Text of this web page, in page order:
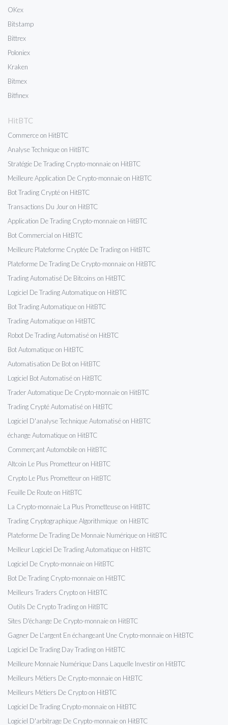
OKex
Bitstamp
Bittrex
Poloniex
Kraken
Bitmex
Bitfinex
HitBTC
Commerce on HitBTC
Analyse Technique on HitBTC
Stratégie De Trading Crypto-monnaie on HitBTC
Meilleure Application De Crypto-monnaie on HitBTC
Bot Trading Crypté on HitBTC
Transactions Du Jour on HitBTC
Application De Trading Crypto-monnaie on HitBTC
Bot Commercial on HitBTC
Meilleure Plateforme Cryptée De Trading on HitBTC
Plateforme De Trading De Crypto-monnaie on HitBTC
Trading Automatisé De Bitcoins on HitBTC
Logiciel De Trading Automatique on HitBTC
Bot Trading Automatique on HitBTC
Trading Automatique on HitBTC
Robot De Trading Automatisé on HitBTC
Bot Automatique on HitBTC
Automatisation De Bot on HitBTC
Logiciel Bot Automatisé on HitBTC
Trader Automatique De Crypto-monnaie on HitBTC
Trading Crypté Automatisé on HitBTC
Logiciel D'analyse Technique Automatisé on HitBTC
échange Automatique on HitBTC
Commerçant Automobile on HitBTC
Altcoin Le Plus Prometteur on HitBTC
Crypto Le Plus Prometteur on HitBTC
Feuille De Route on HitBTC
La Crypto-monnaie La Plus Prometteuse on HitBTC
Trading Cryptographique Algorithmique on HitBTC
Plateforme De Trading De Monnaie Numérique on HitBTC
Meilleur Logiciel De Trading Automatique on HitBTC
Logiciel De Crypto-monnaie on HitBTC
Bot De Trading Crypto-monnaie on HitBTC
Meilleurs Traders Crypto on HitBTC
Outils De Crypto Trading on HitBTC
Sites D'échange De Crypto-monnaie on HitBTC
Gagner De L'argent En échangeant Une Crypto-monnaie on HitBTC
Logiciel De Trading Day Trading on HitBTC
Meilleure Monnaie Numérique Dans Laquelle Investir on HitBTC
Meilleurs Métiers De Crypto-monnaie on HitBTC
Meilleurs Métiers De Crypto on HitBTC
Logiciel De Trading Crypto-monnaie on HitBTC
Logiciel D'arbitrage De Crypto-monnaie on HitBTC